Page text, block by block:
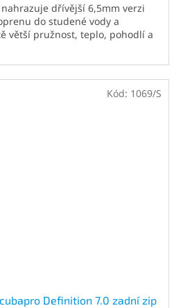
dřívější 6,5mm verzi
do studené vody a
větší pružnost, teplo, pohodlí a
Definition 7.0 zadní zip
Kód: 1069/S